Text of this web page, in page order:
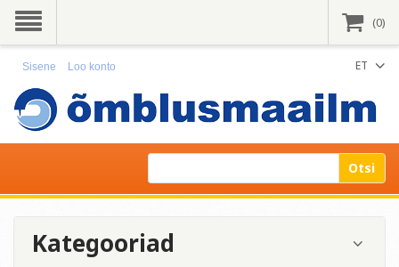
ET
Sisene Loo konto
(0)
Otsi
Kategooriad